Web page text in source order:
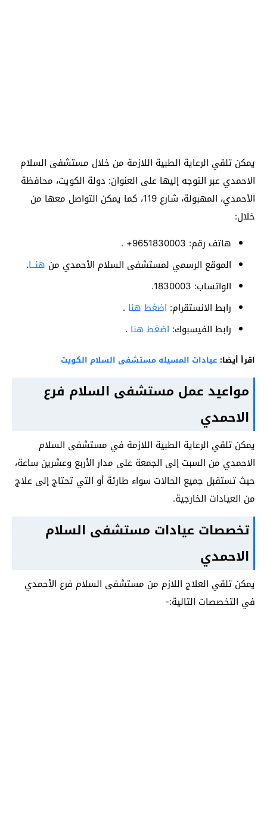
يمكن تلقي الرعاية الطبية اللازمة من خلال مستشفى السلام
الاحمدي عبر التوجه إليها على العنوان: دولة الكويت، محافظة
الأحمدي، المهبولة، شارع 119، كما يمكن التواصل معها من
خلال:
هاتف رقم: 9651830003+
.
الموقع الرسمي لمستشفى السلام الأحمدي من هنــا.
الواتساب: 1830003.
رابط الانستقرام: اضغط هنا .
رابط الفيسبوك: اضغط هنا .
اقرأ أيضا: عيادات المسيله مستشفى السلام الكويت
مواعيد عمل مستشفى السلام فرع
الاحمدي
يمكن تلقي الرعاية الطبية اللازمة في مستشفى السلام
الاحمدي من السبت إلى الجمعة على مدار الأربع وعشرين ساعة،
حيث تستقبل جميع الحالات سواء طارئة أو التي تحتاج إلى علاج
من العيادات الخارجية.
تخصصات عيادات مستشفى السلام
الاحمدي
يمكن تلقي العلاج اللازم من مستشفى السلام فرع الأحمدي
في التخصصات التالية:-